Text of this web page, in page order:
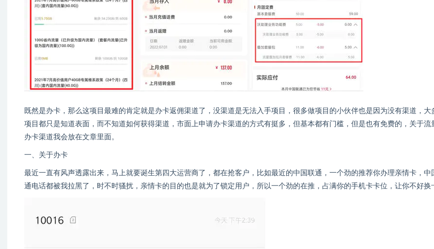
既然是办卡，那么这项目最难的肯定就是办卡返佣渠道了，没渠道是无法入手项目，很多做项目的小伙伴也是因为没有渠道，大
项目都只是知道表面，而不知道如何获得渠道，市面上申请办卡渠道的方式有挺多，但基本都有门槛，但是也有免费的，关于流
办卡渠道我会放在文章里面。
一、关于办卡
最近一直有风声透露出来，马上就要诞生第四大运营商了，都在抢客户，比如最近的中国联通，一个劲的推荐你办理亲情卡，中
通电话都被我拉黑了，时不时骚扰，亲情卡的目的也是就为了锁定用户，所以一个劲的在推，占满你的手机卡卡位，让你不好换